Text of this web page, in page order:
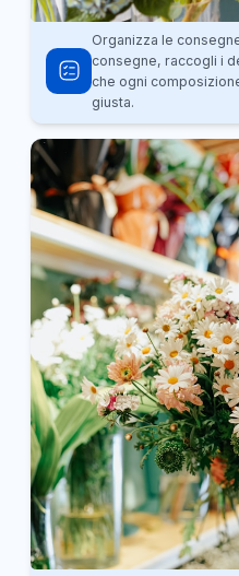
Organizza le
consegne, raccogli i
che ogni
giusta.